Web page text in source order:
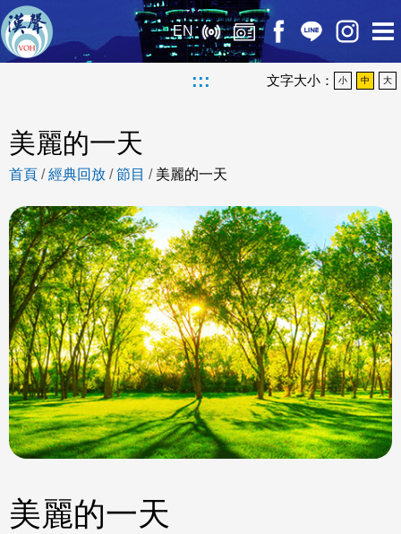
EN
::: 文字大小： 小 中 大
美麗的一天
首頁 /經典回放 /節目 / 美麗的一天
美麗的一天